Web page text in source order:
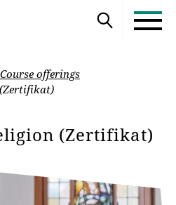
Course offerings
(Zertifikat)